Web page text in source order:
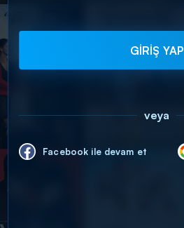
GİRİŞ YAP
veya
Facebook ile devam et